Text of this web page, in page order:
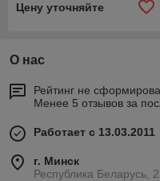
Цену уточняйте
О нас
Рейтинг не
Менее 5 отзывов за
Работает с 13.03.2011
г. Минск
Республика Беларусь,